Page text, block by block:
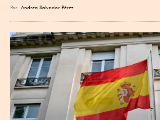
Por Andrea Salvador Pérez